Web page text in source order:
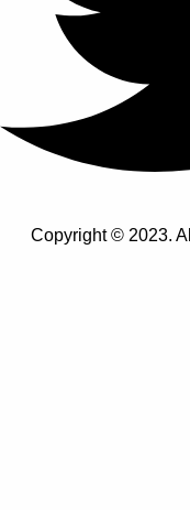
Copyright © 2023.